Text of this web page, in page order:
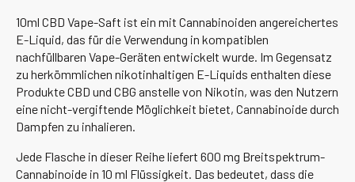
10ml CBD Vape-Saft ist ein mit Cannabinoiden angereichertes
E-Liquid, das für die Verwendung in kompatiblen
nachfüllbaren Vape-Geräten entwickelt wurde. Im Gegensatz
zu herkömmlichen nikotinhaltigen E-Liquids enthalten diese
Produkte CBD und CBG anstelle von Nikotin, was den Nutzern
eine nicht-vergiftende Möglichkeit bietet, Cannabinoide durch
Dampfen zu inhalieren.
Jede Flasche in dieser Reihe liefert 600 mg Breitspektrum-
Cannabinoide in 10 ml Flüssigkeit. Das bedeutet, dass die